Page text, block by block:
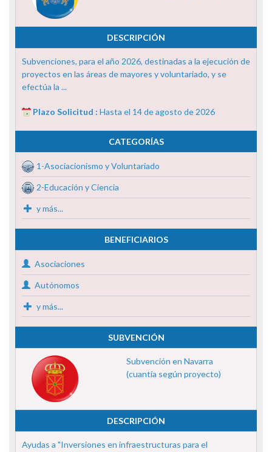
DESCRIPCIÓN
Subvenciones, para el año 2026, destinadas a la ejecución de
proyectos en las áreas de mayores y voluntariado, y se
efectúa la ...
Plazo Solicitud : Hasta el 14 de agosto de 2026
CATEGORÍAS
1-Asociacionismo y Voluntariado
2-Educación y Ciencia
y más...
BENEFICIARIOS
Asociaciones
Autónomos
y más...
SUBVENCIÓN
Subvención en Navarra
(cuantía según proyecto)
DESCRIPCIÓN
Ayudas a "Inversiones en infraestructuras para el